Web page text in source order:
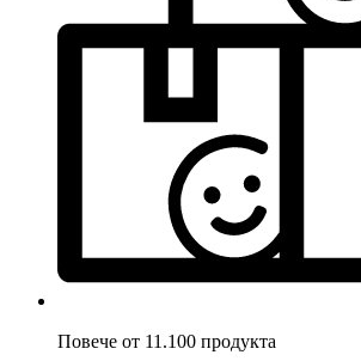
Повече от 11.100 продукта